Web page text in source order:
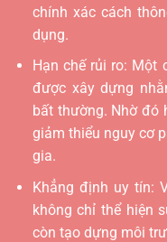
chính xác cách
dụng.
Hạn chế rủi ro: Một
được xây dựng
bất thường. Nhờ đó
giảm thiểu nguy cơ
gia.
Khẳng định uy tín:
không chỉ thể hiện
còn tạo dựng môi